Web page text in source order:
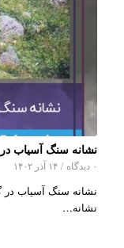
نشانه سنگ آسیاب در
۰ دیدگاه / ۱۴ آذر ۱۴۰۲
نشانه سنگ آسیاب در
نشانه…